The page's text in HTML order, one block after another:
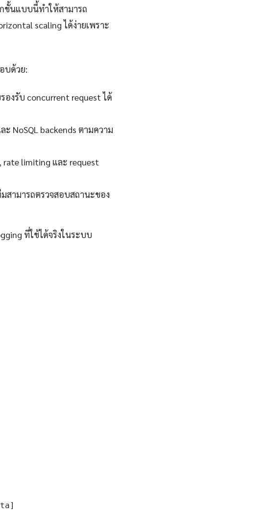
ชั้นแบบนี้ทำให้สามารถ
scaling ได้ง่ายเพราะ
บด้วย:
งรับ concurrent request ได้
NoSQL backends ตามความ
limiting และ request
สามารถตรวจสอบสถานะของ
ที่ใช้ได้จริงในระบบ